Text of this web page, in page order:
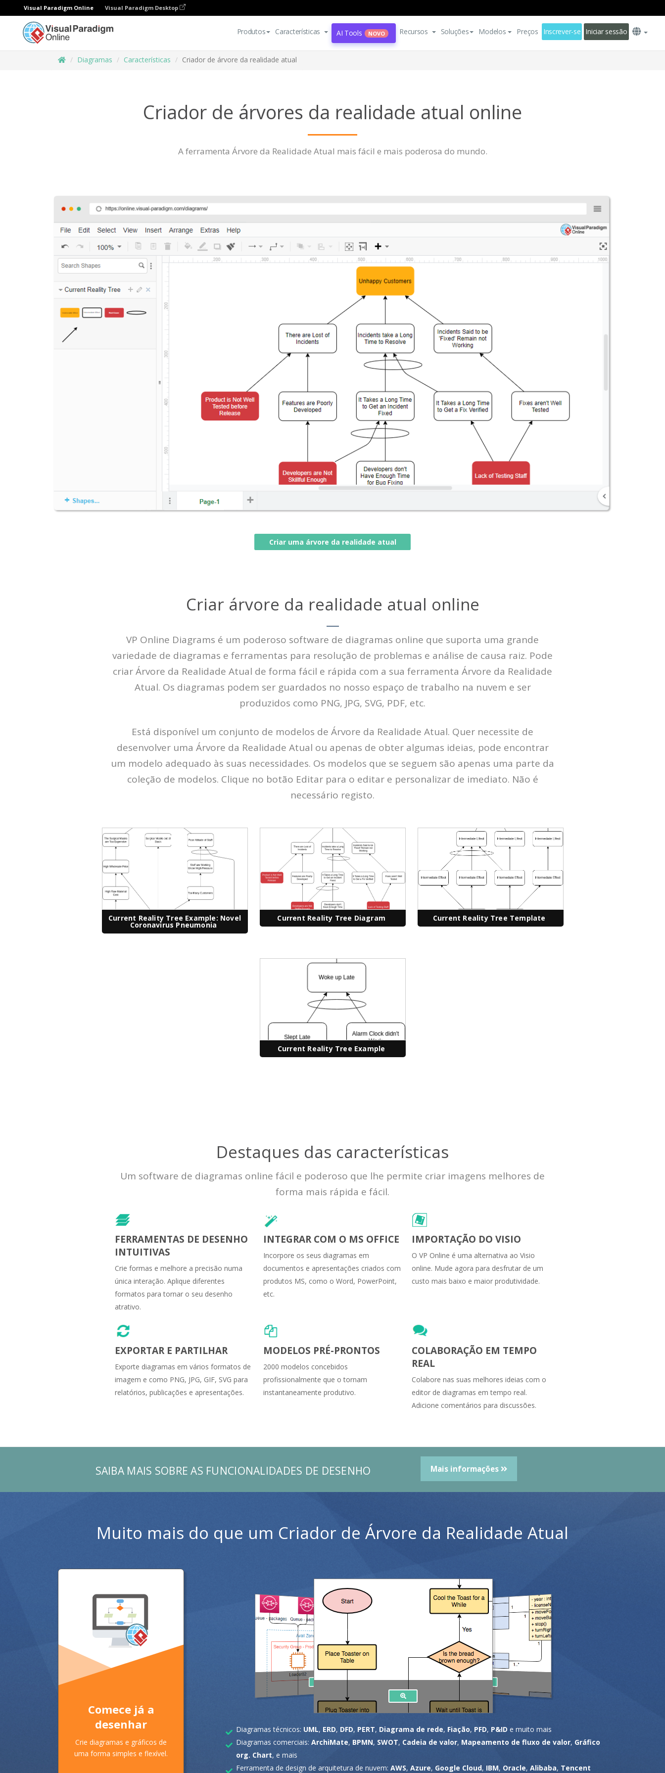
Visual Paradigm Online Visual Paradigm Desktop
Produtos Características AI Tools NOVO Recursos Soluções Modelos Preços Inscrever-se Iniciar sessão
Diagramas Características Criador de árvore da realidade atual
Criador de árvores da realidade atual online
A ferramenta Árvore da Realidade Atual mais fácil e mais poderosa do mundo.
Criar uma árvore da realidade atual
Criar árvore da realidade atual online
VP Online Diagrams é um poderoso software de diagramas online que suporta uma grande
variedade de diagramas e ferramentas para resolução de problemas e análise de causa raiz. Pode
criar Árvore da Realidade Atual de forma fácil e rápida com a sua ferramenta Árvore da Realidade
Atual. Os diagramas podem ser guardados no nosso espaço de trabalho na nuvem e ser
produzidos como PNG, JPG, SVG, PDF, etc.
Está disponível um conjunto de modelos de Árvore da Realidade Atual. Quer necessite de
desenvolver uma Árvore da Realidade Atual ou apenas de obter algumas ideias, pode encontrar
um modelo adequado às suas necessidades. Os modelos que se seguem são apenas uma parte da
coleção de modelos. Clique no botão Editar para o editar e personalizar de imediato. Não é
necessário registo.
Current Reality Tree Example: Novel
Coronavirus Pneumonia
Current Reality Tree Diagram Current Reality Tree Template
Current Reality Tree Example
Destaques das características
Um software de diagramas online fácil e poderoso que lhe permite criar imagens melhores de
forma mais rápida e fácil.
FERRAMENTAS DE DESENHO
INTUITIVAS
Crie formas e melhore a precisão numa
única interação. Aplique diferentes
formatos para tornar o seu desenho
atrativo.
INTEGRAR COM O MS OFFICE
Incorpore os seus diagramas em
documentos e apresentações criados com
produtos MS, como o Word, PowerPoint,
etc.
IMPORTAÇÃO DO VISIO
O VP Online é uma alternativa ao Visio
online. Mude agora para desfrutar de um
custo mais baixo e maior produtividade.
EXPORTAR E PARTILHAR
Exporte diagramas em vários formatos de
imagem e como PNG, JPG, GIF, SVG para
relatórios, publicações e apresentações.
MODELOS PRÉ-PRONTOS
2000 modelos concebidos
profissionalmente que o tornam
instantaneamente produtivo.
COLABORAÇÃO EM TEMPO
REAL
Colabore nas suas melhores ideias com o
editor de diagramas em tempo real.
Adicione comentários para discussões.
SAIBA MAIS SOBRE AS FUNCIONALIDADES DE DESENHO Mais informações
Muito mais do que um Criador de Árvore da Realidade Atual
Comece já a
desenhar
Crie diagramas e gráficos de
uma forma simples e flexível.
Diagramas técnicos: UML, ERD, DFD, PERT, Diagrama de rede, Fiação, PFD, P&ID e muito mais
Diagramas comerciais: ArchiMate, BPMN, SWOT, Cadeia de valor, Mapeamento de fluxo de valor, Gráfico
org. Chart, e mais
Ferramenta de design de arquitetura de nuvem: AWS, Azure, Google Cloud, IBM, Oracle, Alibaba, Tencent